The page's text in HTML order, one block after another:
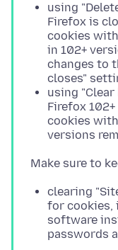
using
Firefox is
cookies
in 102+
changes to
closes"
using
Firefox
cookies
versions
clearing
for cookies,
software
passwords